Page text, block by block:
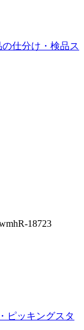
仕分け・検品ス
18723
ピッキングスタ